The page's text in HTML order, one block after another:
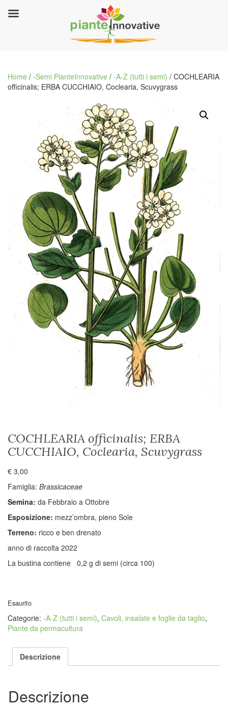
Home / -Semi PianteInnovative / -A-Z (tutti i semi) / COCHLEARIA
officinalis; ERBA CUCCHIAIO, Coclearia, Scuvygrass
COCHLEARIA officinalis; ERBA
CUCCHIAIO, Coclearia, Scuvygrass
€ 3,00
Famiglia: Brassicaceae
Semina: da Febbraio a Ottobre
Esposizione: mezz’ombra, pieno Sole
Terreno: ricco e ben drenato
anno di raccolta 2022
La bustina contiene 0,2 g di semi (circa 100)
Esaurito
Categorie: -A-Z (tutti i semi), Cavoli, insalate e foglie da taglio,
Piante da permacultura
Descrizione
Descrizione